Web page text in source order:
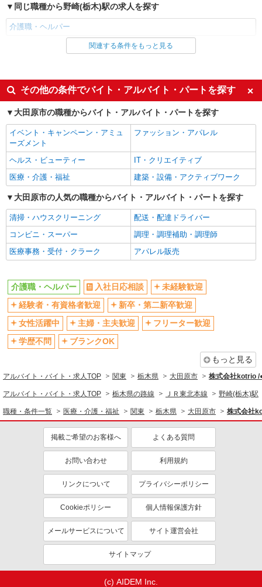
同じ職種から野崎(栃木)駅の求人を探す
介護職・ヘルパー
同じ雇用形態から野崎(栃木)駅の求人を探す
同じ特徴から野崎(栃木)駅の求人を探す
入社日応相談
未経験歓迎
経験者・有資格者歓迎
新卒・第二新卒歓迎
女性活躍中
フリーター歓迎
学歴不問
ブランクOK
ミドル（40代～）活躍中
エルダー（50代～）活躍中
シニア（60代～）活躍中
高収入・高額
ボーナス・賞与あり
昇給あり
完全週休2日制
フルタイム歓迎
禁煙・分煙
駅直結・駅チカ
車通勤OK
残業少なめ（月20h未満）
交通費支給
社会保険あり
産休・育休取得実績あり
退職金・財形貯蓄制度あり
各種手当（家族・役職・インセン
資格取得支援制度あり
同じ職種から求人を探す
医療・介護・福祉
介護職・ヘルパー
同じ特徴から求人を探す
未経験歓迎
ミドル（40代～）活躍中
ボーナス・賞与あり
車通勤OK
社会保険あり
産休・育休取得実績あり
関連する条件をもっと見る
その他の条件でバイト・アルバイト・パートを探す
大田原市の職種からバイト・アルバイト・パートを探す
イベント・キャンペーン・アミュ
ーズメント
ファッション・アパレル
ヘルス・ビューティー
IT・クリエイティブ
医療・介護・福祉
建築・設備・アクティブワーク
大田原市の人気の職種からバイト・アルバイト・パートを探す
清掃・ハウスクリーニング
配送・配達ドライバー
コンビニ・スーパー
調理・調理補助・調理師
医療事務・受付・クラーク
アパレル販売
介護職・ヘルパー 入社日応相談
未経験歓迎
経験者・有資格者歓迎
新卒・第二新卒歓迎
女性活躍中
主婦・主夫歓迎
フリーター歓迎
学歴不問
ブランクOK
もっと見る
アルバイト・バイト・求人TOP 関東 栃木県 大田原市 株式会社kotrio /
アルバイト・バイト・求人TOP 栃木県の路線 ＪＲ東北本線 野崎(栃木)駅
職種・条件一覧 医療・介護・福祉 関東 栃木県 大田原市 株式会社
掲載ご希望のお客様へ よくある質問
お問い合わせ 利用規約
リンクについて プライバシーポリシー
Cookieポリシー 個人情報保護方針
メールサービスについて サイト運営会社
サイトマップ
(c) AIDEM Inc.